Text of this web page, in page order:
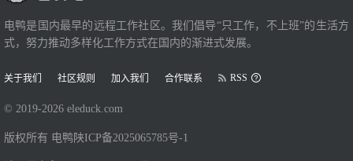
电鸭是国内最早的远程工作社区。我们倡导“只工作，不上班”的生活方
式，努力推动多样化工作方式在国内的渐进式发展。
关于我们 社区规则 加入我们 合作联系 RSS
© 2019-2026 eleduck.com
版权所有 电鸭 陕ICP备2025065785号-1